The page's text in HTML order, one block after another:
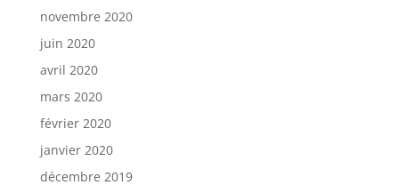
novembre 2020
juin 2020
avril 2020
mars 2020
février 2020
janvier 2020
décembre 2019